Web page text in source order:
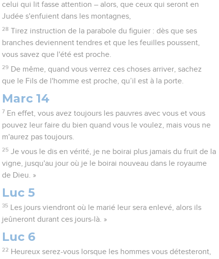
celui qui lit fasse attention – alors, que ceux qui seront en
Judée s'enfuient dans les montagnes,
28 Tirez instruction de la parabole du figuier : dès que ses
branches deviennent tendres et que les feuilles poussent,
vous savez que l'été est proche.
29 De même, quand vous verrez ces choses arriver, sachez
que le Fils de l'homme est proche, qu’il est à la porte.
Marc 14
7 En effet, vous avez toujours les pauvres avec vous et vous
pouvez leur faire du bien quand vous le voulez, mais vous ne
m'aurez pas toujours.
25 Je vous le dis en vérité, je ne boirai plus jamais du fruit de la
vigne, jusqu'au jour où je le boirai nouveau dans le royaume
de Dieu. »
Luc 5
35
Les jours viendront où le marié leur sera enlevé, alors ils
jeûneront durant ces jours-là. »
Luc 6
22 Heureux serez-vous lorsque les hommes vous détesteront,